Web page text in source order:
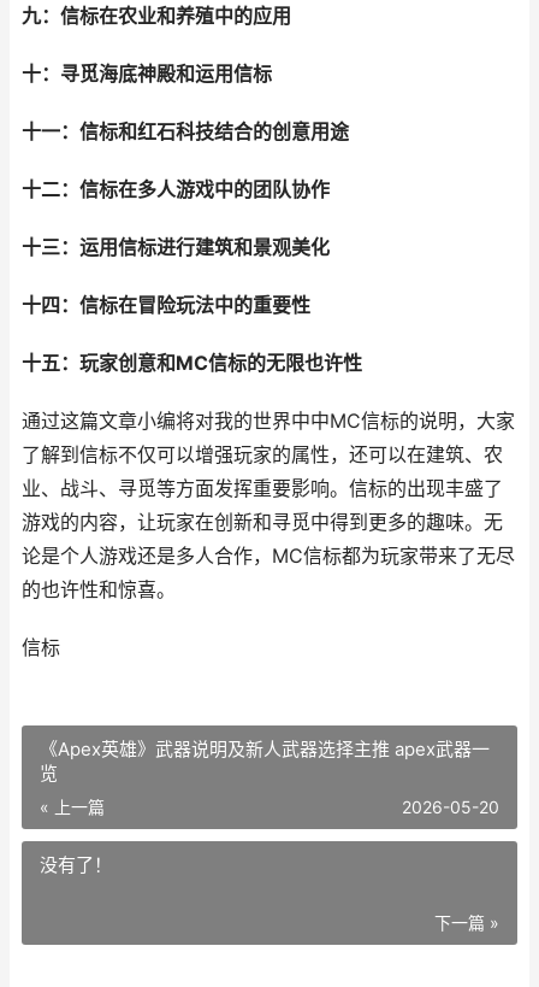
九：信标在农业和养殖中的应用
十：寻觅海底神殿和运用信标
十一：信标和红石科技结合的创意用途
十二：信标在多人游戏中的团队协作
十三：运用信标进行建筑和景观美化
十四：信标在冒险玩法中的重要性
十五：玩家创意和MC信标的无限也许性
通过这篇文章小编将对我的世界中中MC信标的说明，大家
了解到信标不仅可以增强玩家的属性，还可以在建筑、农
业、战斗、寻觅等方面发挥重要影响。信标的出现丰盛了
游戏的内容，让玩家在创新和寻觅中得到更多的趣味。无
论是个人游戏还是多人合作，MC信标都为玩家带来了无尽
的也许性和惊喜。
信标
《Apex英雄》武器说明及新人武器选择主推 apex武器一
览
« 上一篇 2026-05-20
没有了！
下一篇 »